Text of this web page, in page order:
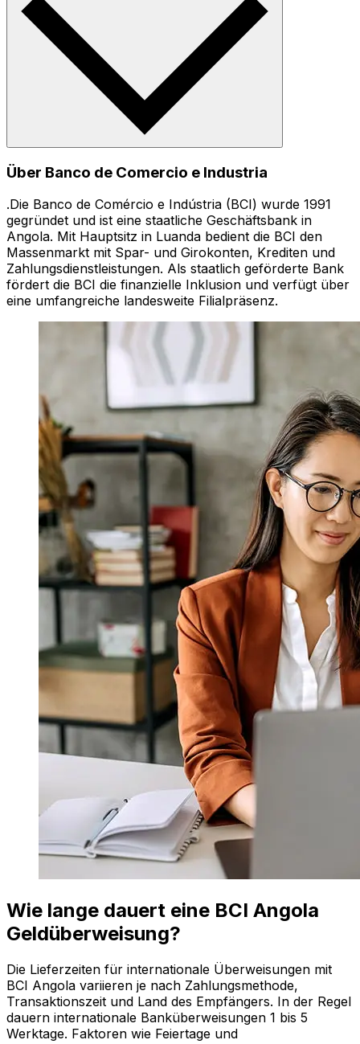
Über Banco de Comercio e Industria
.Die Banco de Comércio e Indústria (BCI) wurde 1991
gegründet und ist eine staatliche Geschäftsbank in
Angola. Mit Hauptsitz in Luanda bedient die BCI den
Massenmarkt mit Spar- und Girokonten, Krediten und
Zahlungsdienstleistungen. Als staatlich geförderte Bank
fördert die BCI die finanzielle Inklusion und verfügt über
eine umfangreiche landesweite Filialpräsenz.
Wie lange dauert eine BCI Angola
Geldüberweisung?
Die Lieferzeiten für internationale Überweisungen mit
BCI Angola variieren je nach Zahlungsmethode,
Transaktionszeit und Land des Empfängers. In der Regel
dauern internationale Banküberweisungen 1 bis 5
Werktage. Faktoren wie Feiertage und